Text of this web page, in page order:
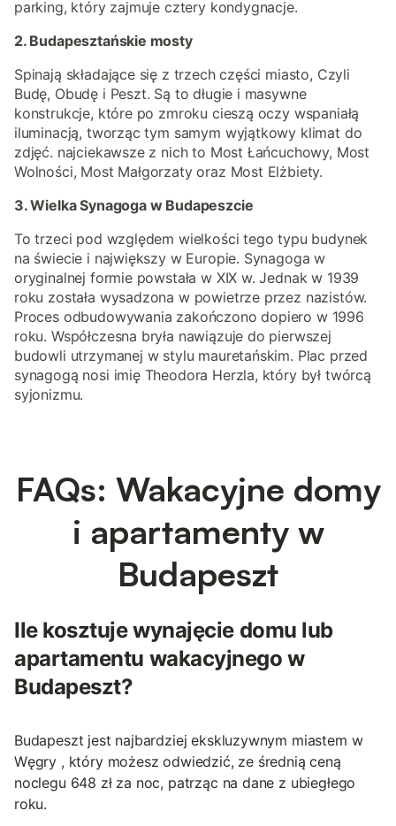
parking, który zajmuje cztery kondygnacje.
2. Budapesztańskie mosty
Spinają składające się z trzech części miasto, Czyli
Budę, Obudę i Peszt. Są to długie i masywne
konstrukcje, które po zmroku cieszą oczy wspaniałą
iluminacją, tworząc tym samym wyjątkowy klimat do
zdjęć. najciekawsze z nich to Most Łańcuchowy, Most
Wolności, Most Małgorzaty oraz Most Elżbiety.
3. Wielka Synagoga w Budapeszcie
To trzeci pod względem wielkości tego typu budynek
na świecie i największy w Europie. Synagoga w
oryginalnej formie powstała w XIX w. Jednak w 1939
roku została wysadzona w powietrze przez nazistów.
Proces odbudowywania zakończono dopiero w 1996
roku. Współczesna bryła nawiązuje do pierwszej
budowli utrzymanej w stylu mauretańskim. Plac przed
synagogą nosi imię Theodora Herzla, który był twórcą
syjonizmu.
FAQs: Wakacyjne domy
i apartamenty w
Budapeszt
Ile kosztuje wynajęcie domu lub
apartamentu wakacyjnego w
Budapeszt?
Budapeszt jest najbardziej ekskluzywnym miastem w
Węgry , który możesz odwiedzić, ze średnią ceną
noclegu 648 zł za noc, patrząc na dane z ubiegłego
roku.